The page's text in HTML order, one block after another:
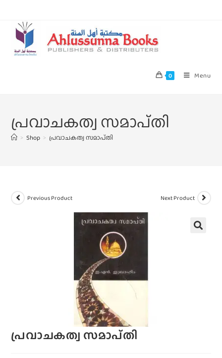
0 Menu
പ്രവാചകത്വ സമാപ്‌തി
> Shop > പ്രവാചകത്വ സമാപ്‌തി
Previous Product Next Product
പ്രവാചകത്വ സമാപ്‌തി